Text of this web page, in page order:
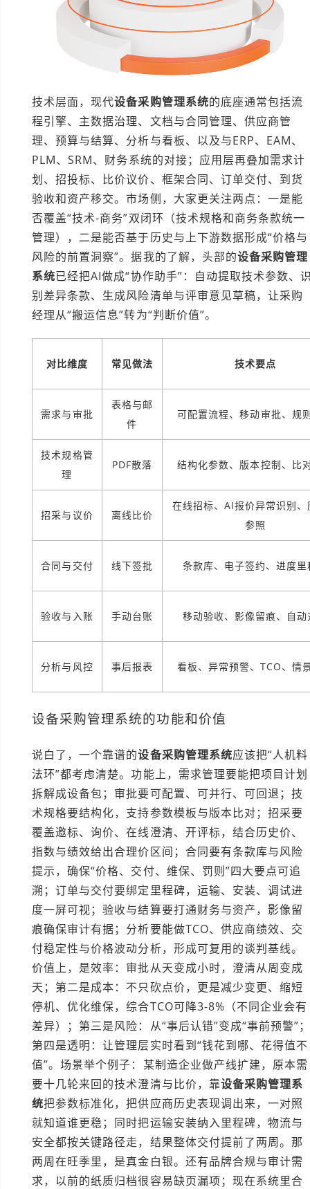
技术层面，现代设备采购管理系统的底座通常包括流
程引擎、主数据治理、文档与合同管理、供应商管
理、预算与结算、分析与看板、以及与ERP、EAM、
PLM、SRM、财务系统的对接；应用层再叠加需求计
划、招投标、比价议价、框架合同、订单交付、到货
验收和资产移交。市场侧，大家更关注两点：一是能
否覆盖“技术-商务”双闭环（技术规格和商务条款统一
管理），二是能否基于历史与上下游数据形成“价格与
风险的前置洞察”。据我的了解，头部的设备采购管理
系统已经把AI做成“协作助手”：自动提取技术参数、
别差异条款、生成风险清单与评审意见草稿，让采购
经理从“搬运信息”转为“判断价值”。
对比维度 常见做法 技术要点
需求与审批
表格与邮
件
可配置流程、移动审批、规
技术规格管
理
PDF散落 结构化参数、版本控制、比
招采与议价 离线比价
在线招标、AI报价异常识别
参照
合同与交付 线下签批 条款库、电子签约、进度里
验收与入账 手动台账 移动验收、影像留痕、自动
分析与风控 事后报表 看板、异常预警、TCO、情
设备采购管理系统的功能和价值
说白了，一个靠谱的设备采购管理系统应该把“人机料
法环”都考虑清楚。功能上，需求管理要能把项目计划
拆解成设备包；审批要可配置、可并行、可回退；技
术规格要结构化，支持参数模板与版本比对；招采要
覆盖邀标、询价、在线澄清、开评标，结合历史价、
指数与绩效给出合理价区间；合同要有条款库与风险
提示，确保“价格、交付、维保、罚则”四大要点可追
溯；订单与交付要绑定里程碑，运输、安装、调试进
度一屏可视；验收与结算要打通财务与资产，影像留
痕确保审计有据；分析要能做TCO、供应商绩效、交
付稳定性与价格波动分析，形成可复用的谈判基线。
价值上，是效率：审批从天变成小时，澄清从周变成
天；第二是成本：不只砍点价，更是减少变更、缩短
停机、优化维保，综合TCO可降3-8%（不同企业会有
差异）；第三是风险：从“事后认错”变成“事前预警”
第四是透明：让管理层实时看到“钱花到哪、花得值不
值”。场景举个例子：某制造企业做产线扩建，原本需
要十几轮来回的技术澄清与比价，靠设备采购管理系
统把参数标准化，把供应商历史表现调出来，一对照
就知道谁更稳；同时把运输安装纳入里程碑，物流与
安全都按关键路径走，结果整体交付提前了两周。那
两周在旺季里，是真金白银。还有品牌合规与审计需
求，以前的纸质归档很容易缺页漏项；现在系统里合